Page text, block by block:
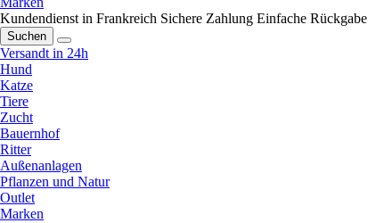
Kundendienst in Frankreich Sichere Zahlung Einfache Rückgabe
Suchen
Versandt in 24h
Hund
Katze
Tiere
Zucht
Bauernhof
Ritter
Außenanlagen
Pflanzen und Natur
Outlet
Marken